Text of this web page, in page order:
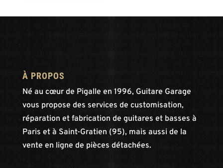
À PROPOS
Né au cœur de Pigalle en 1996, Guitare Garage
vous propose des services de customisation,
réparation et fabrication de guitares et basses à
Paris et à Saint-Gratien (95), mais aussi de la
vente en ligne de pièces détachées.